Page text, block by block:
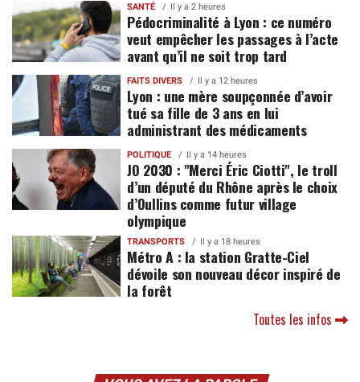
SANTÉ Il y a 2 heures
Pédocriminalité à Lyon : ce numéro
veut empêcher les passages à l’acte
avant qu’il ne soit trop tard
FAITS DIVERS Il y a 12 heures
Lyon : une mère soupçonnée d’avoir
tué sa fille de 3 ans en lui
administrant des médicaments
POLITIQUE Il y a 14 heures
JO 2030 : "Merci Éric Ciotti", le troll
d’un député du Rhône après le choix
d’Oullins comme futur village
olympique
TRANSPORTS Il y a 18 heures
Métro A : la station Gratte-Ciel
dévoile son nouveau décor inspiré de
la forêt
Toutes les infos